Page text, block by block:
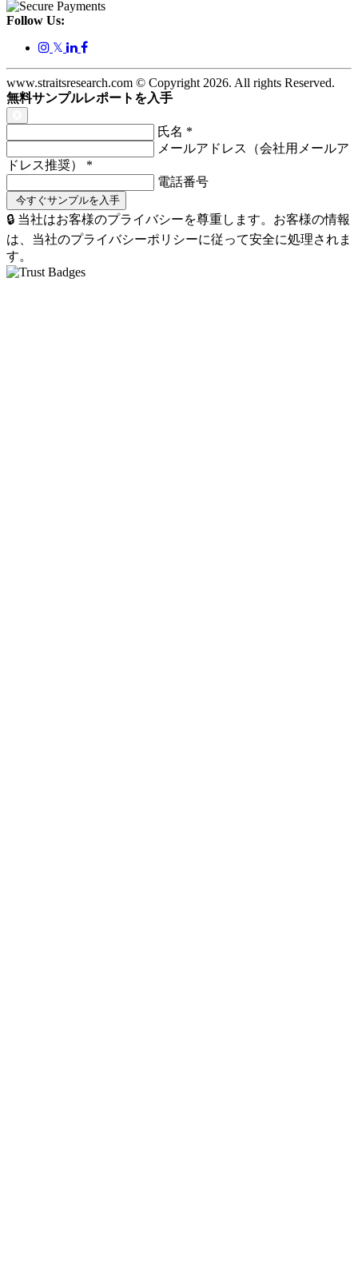
Follow Us:
𝕏
www.straitsresearch.com © Copyright 2026. All rights Reserved.
無料サンプルレポートを入手
氏名 *
メールアドレス（会社用メールア
ドレス推奨） *
電話番号
🔒 当社はお客様のプライバシーを尊重します。お客様の情報
は、当社のプライバシーポリシーに従って安全に処理されま
す。